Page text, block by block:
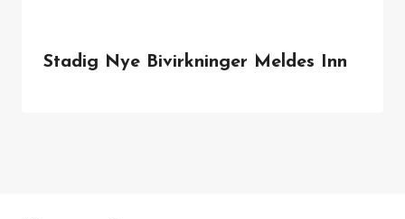
Stadig Nye Bivirkninger Meldes Inn